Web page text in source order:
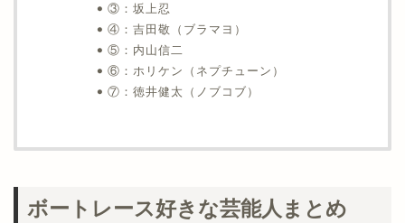
③：坂上忍
④：吉田敬（ブラマヨ）
⑤：内山信二
⑥：ホリケン（ネプチューン）
⑦：徳井健太（ノブコブ）
ボートレース好きな芸能人まとめ